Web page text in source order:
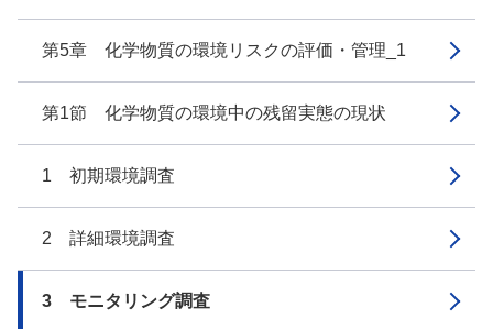
第5章 化学物質の環境リスクの評価・管理_1
第1節 化学物質の環境中の残留実態の現状
1 初期環境調査
2 詳細環境調査
3 モニタリング調査